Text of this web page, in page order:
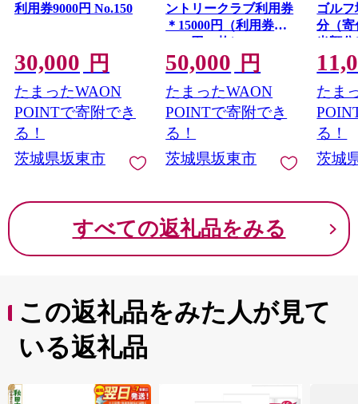
利用券9000円 No.150
30,000 円
たまったWAON
POINTで寄附でき
る！
茨城県坂東市
ントリークラブ利用券
＊15000円（利用券
3000円×5枚） No.159
50,000 円
たまったWAON
POINTで寄附でき
る！
茨城県坂東市
ゴル
分（寄
当額分
たま
る！
茨城
すべての返礼品をみる
この返礼品をみた人が見て
いる返礼品